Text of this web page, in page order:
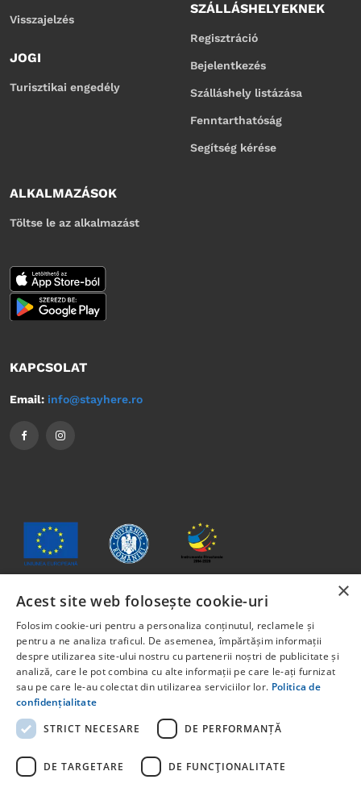
Visszajelzés
JOGI
Turisztikai engedély
SZÁLLÁSHELYEKNEK
Regisztráció
Bejelentkezés
Szálláshely listázása
Fenntarthatóság
Segítség kérése
ALKALMAZÁSOK
Töltse le az alkalmazást
KAPCSOLAT
Email: info@stayhere.ro
Jelen anyag tartalma nem feltétlenül tükrözi az Európai Unió
vagy Románia Kormányának hivatalos álláspontját.
Az Európai Szociális Alapból, a Humán Tőke Operatív
Program 2014-2020 keretében társfinanszírozott projekt. 6.
prioritási tengely: Oktatás és kompetenciák. Pályázati
felhívás: POCU/829/6/13 – Innotech Student. A projekt címe:
STUDENT START-UP 1.0 Projektkód: 142131.
Az Európai Unió által társfinanszírozott egyéb programokkal
kapcsolatos részletes információkért kérjük, látogasson el a
×
Acest site web folosește cookie-uri
Folosim cookie-uri pentru a personaliza conținutul, reclamele și
pentru a ne analiza traficul. De asemenea, împărtășim informații
despre utilizarea site-ului nostru cu partenerii noștri de publicitate și
analiză, care le pot combina cu alte informații pe care le-ați furnizat
sau pe care le-au colectat din utilizarea serviciilor lor. Politica de
confidențialitate
STRICT NECESARE
DE PERFORMANȚĂ
DE TARGETARE DE FUNCŢIONALITATE